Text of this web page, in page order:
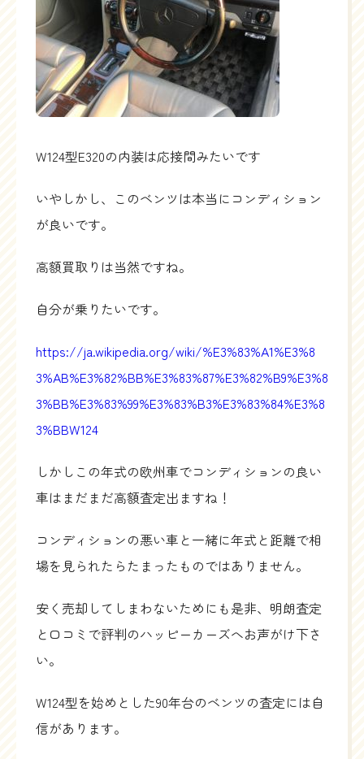
W124型E320の内装は応接間みたいです
いやしかし、このベンツは本当にコンディション
が良いです。
高額買取りは当然ですね。
自分が乗りたいです。
https://ja.wikipedia.org/wiki/%E3%83%A1%E3%8
3%AB%E3%82%BB%E3%83%87%E3%82%B9%E3%8
3%BB%E3%83%99%E3%83%B3%E3%83%84%E3%8
3%BBW124
しかしこの年式の欧州車でコンディションの良い
車はまだまだ高額査定出ますね！
コンディションの悪い車と一緒に年式と距離で相
場を見られたらたまったものではありません。
安く売却してしまわないためにも是非、明朗査定
と口コミで評判のハッピーカーズへお声がけ下さ
い。
W124型を始めとした90年台のベンツの査定には自
信があります。